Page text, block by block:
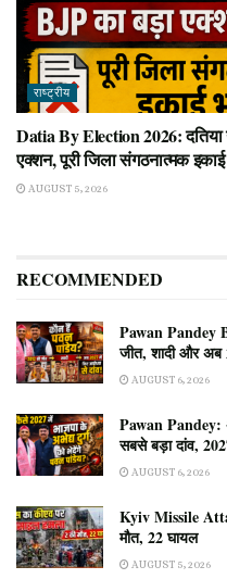
राष्ट्रीय
Datia By Election 2026: दतिया
एक्शन, पूरी जिला संगठनात्मक
AUGUST 5, 2026
RECOMMENDED
Pawan Pandey
जीत, शादी और अब
AUGUST 6, 2026
Pawan Pandey:
सबसे बड़ा दांव,
AUGUST 6, 2026
Kyiv Missile
मौत, 22 घायल
AUGUST 5, 2026